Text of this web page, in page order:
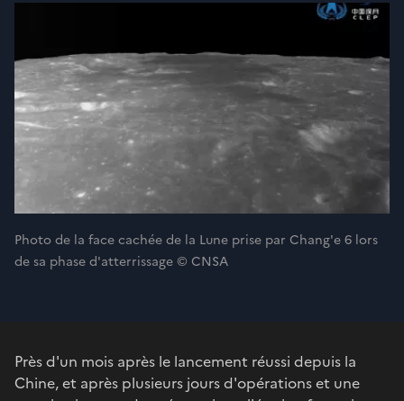
Photo de la face cachée de la Lune prise par Chang'e 6 lors
de sa phase d'atterrissage © CNSA
Près d'un mois après le lancement réussi depuis la
Chine, et a​​​​près plusieurs jours d'opérations et une